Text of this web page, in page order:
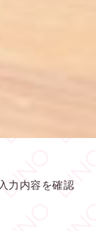
力内容を確認